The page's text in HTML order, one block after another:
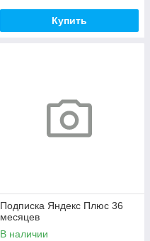
Купить
Подписка Яндекс Плюс 36
месяцев
В наличии